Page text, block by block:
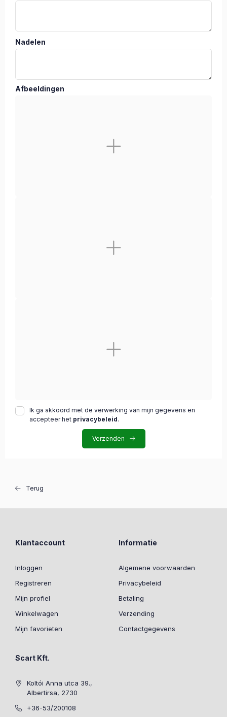
Nadelen
Afbeeldingen
Ik ga akkoord met de verwerking van mijn gegevens en
accepteer het privacybeleid.
Verzenden
Terug
Klantaccount
Inloggen
Registreren
Mijn profiel
Winkelwagen
Mijn favorieten
Informatie
Algemene voorwaarden
Privacybeleid
Betaling
Verzending
Contactgegevens
Scart Kft.
Koltói Anna utca 39.,
Albertirsa, 2730
+36-53/200108